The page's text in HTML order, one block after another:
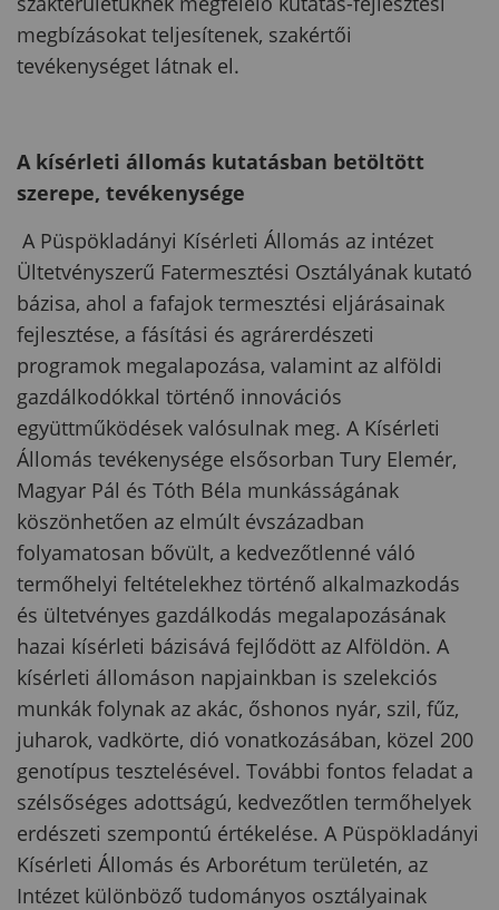
megbízásokat teljesítenek, szakértői
tevékenységet látnak el.
A kísérleti állomás kutatásban betöltött
szerepe, tevékenysége
A Püspökladányi Kísérleti Állomás az intézet
Ültetvényszerű Fatermesztési Osztályának kutató
bázisa, ahol a fafajok termesztési eljárásainak
fejlesztése, a fásítási és agrárerdészeti
programok megalapozása, valamint az alföldi
gazdálkodókkal történő innovációs
együttműködések valósulnak meg. A Kísérleti
Állomás tevékenysége elsősorban Tury Elemér,
Magyar Pál és Tóth Béla munkásságának
köszönhetően az elmúlt évszázadban
folyamatosan bővült, a kedvezőtlenné váló
termőhelyi feltételekhez történő alkalmazkodás
és ültetvényes gazdálkodás megalapozásának
hazai kísérleti bázisává fejlődött az Alföldön. A
kísérleti állomáson napjainkban is szelekciós
munkák folynak az akác, őshonos nyár, szil, fűz,
juharok, vadkörte, dió vonatkozásában, közel 200
genotípus tesztelésével. További fontos feladat a
szélsőséges adottságú, kedvezőtlen termőhelyek
erdészeti szempontú értékelése. A Püspökladányi
Kísérleti Állomás és Arborétum területén, az
Intézet különböző tudományos osztályainak